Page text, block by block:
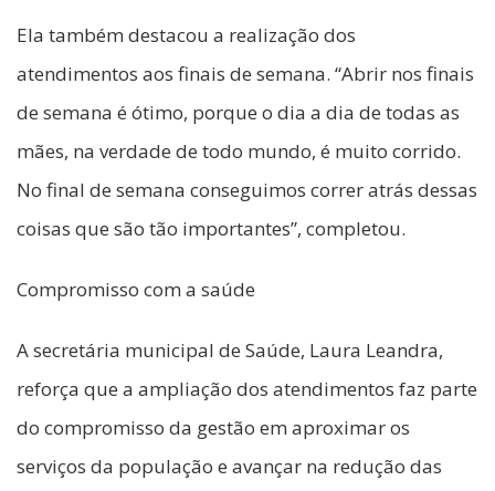
Ela também destacou a realização dos
atendimentos aos finais de semana. “Abrir nos finais
de semana é ótimo, porque o dia a dia de todas as
mães, na verdade de todo mundo, é muito corrido.
No final de semana conseguimos correr atrás dessas
coisas que são tão importantes”, completou.
Compromisso com a saúde
A secretária municipal de Saúde, Laura Leandra,
reforça que a ampliação dos atendimentos faz parte
do compromisso da gestão em aproximar os
serviços da população e avançar na redução das